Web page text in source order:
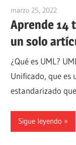
marzo 25, 2022
Aprende 14
un solo
¿Qué es UML?
Unificado, que es
estandarizado
Sigue leyendo